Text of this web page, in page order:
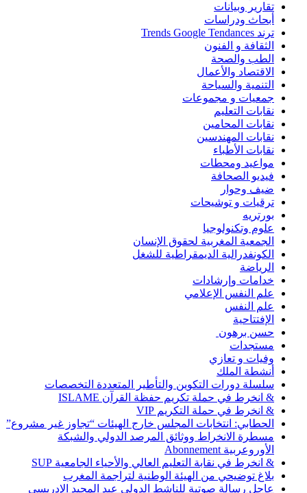
تقارير وبيانات
أبحاث ودراسات
ترند Trends Google Tendances
الثقافة و الفنون
الطب والصحة
الاقتصاد والأعمال
التنمية والسياحة
جمعيات و مجموعات
نقابات التعليم
نقابات المحامين
نقابات المهندسين
نقابات الأطباء
مواعيد ومحطات
فيديو الصحافة
ضيف وحوار
ترقيات و توشيحات
بورتريه
علوم وتكنولوجيا
الجمعية المغربية لحقوق الإنسان
الكونفدرالية الديمقراطية للشغل
الرياضة
خدامات وإرشادات
علم النفس الإعلامي
علم النفس
الإفتتاحية
حسن برهون
مستجدات
وفيات و تعازي
أنشطة الملك
سلسلة دورات التكوين والتأطير المتعددة التخصصات
& انخرط في حملة تكريم حفظة القرآن ISLAME
& انخرط في حملة التكريم VIP
الحطابي: انتخابات المجلس خارج الهيئات “تجاوز غير مشروع”
مسطرة الانخراط ووثائق المرصد الدولي والشبكة
الأوروعربية Abonnement
& انخرط في نقابة التعليم العالي والأحياء الجامعية SUP
بلاغ توضيحي من الهيئة الوطنية لتراجمة المغرب
عاجل رسالة صوتية للناشط الدولي عبد المجيد الإدريسي